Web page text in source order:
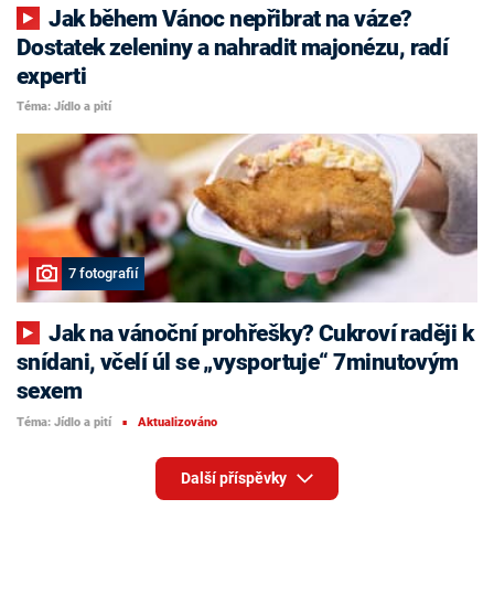
Jak během Vánoc nepřibrat na váze?
Dostatek zeleniny a nahradit majonézu, radí
experti
Téma: Jídlo a pití
7 fotografií
Jak na vánoční prohřešky? Cukroví raději k
snídani, včelí úl se „vysportuje“ 7minutovým
sexem
Téma: Jídlo a pití ■ Aktualizováno
Další příspěvky